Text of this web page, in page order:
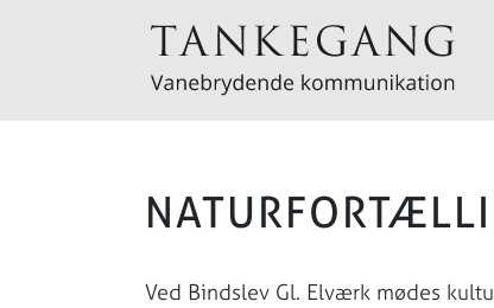
Ved Bindslev Gl. Elværk mødes